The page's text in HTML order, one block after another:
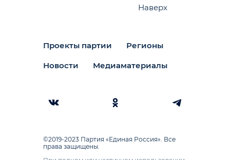
Проекты партии Регионы
Новости Медиаматериалы
Наверх
©2019-2023 Партия «Единая Россия». Все
права защищены.